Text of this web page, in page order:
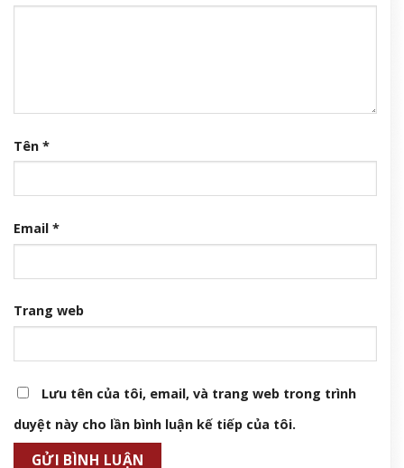
Tên *
Email *
Trang web
Lưu tên của tôi, email, và trang web trong trình
duyệt này cho lần bình luận kế tiếp của tôi.